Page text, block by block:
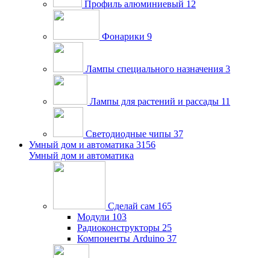
Профиль алюминиевый 12
Фонарики 9
Лампы специального назначения 3
Лампы для растений и рассады 11
Светодиодные чипы 37
Умный дом и автоматика 3156
Умный дом и автоматика
Сделай сам 165
Модули 103
Радиоконструкторы 25
Компоненты Arduino 37